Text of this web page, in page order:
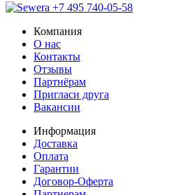
+7 495 740-05-58
Компания
О нас
Контакты
Отзывы
Партнёрам
Пригласи друга
Вакансии
Информация
Доставка
Оплата
Гарантии
Договор-Оферта